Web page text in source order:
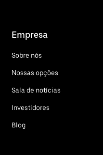
Empresa
Sobre nós
Nossas opções
Sala de notícias
Investidores
Blog